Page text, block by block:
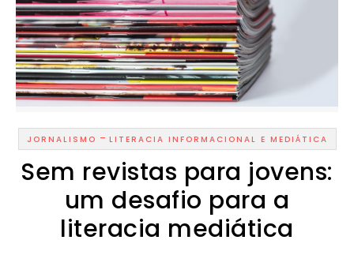
JORNALISMO - LITERACIA INFORMACIONAL E MEDIÁTICA
Sem revistas para jovens:
um desafio para a
literacia mediática